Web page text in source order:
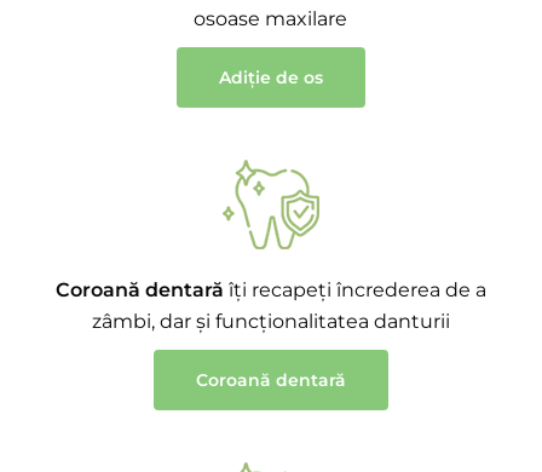
osoase maxilare
Adiție de os
Coroană dentară îți recapeți încrederea de a
zâmbi, dar și funcționalitatea danturii
Coroană dentară